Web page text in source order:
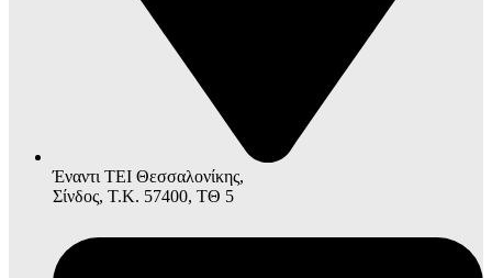
Έναντι ΤΕΙ Θεσσαλονίκης,
Σίνδος, Τ.Κ. 57400, ΤΘ 5